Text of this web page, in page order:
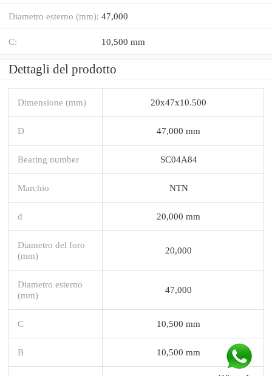
Diametro esterno (mm): 47,000
C: 10,500 mm
Dettagli del prodotto
Dimensione (mm) 20x47x10.500
D 47,000 mm
Bearing number SC04A84
Marchio NTN
d 20,000 mm
Diametro del foro
(mm)
20,000
Diametro esterno
(mm)
47,000
C 10,500 mm
B 10,500 mm